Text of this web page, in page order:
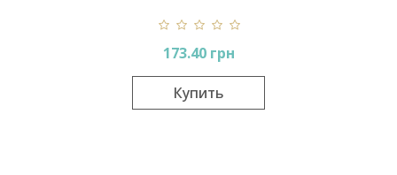
173.40 грн
Купить